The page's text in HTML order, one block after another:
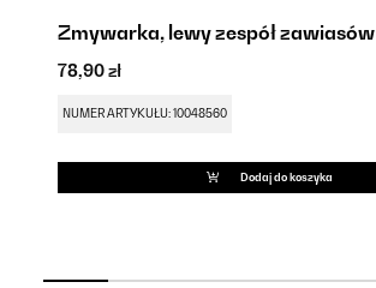
Zmywarka, lewy zespół zawiasów
78,90 zł
NUMER ARTYKUŁU: 10048560
Dodaj do koszyka